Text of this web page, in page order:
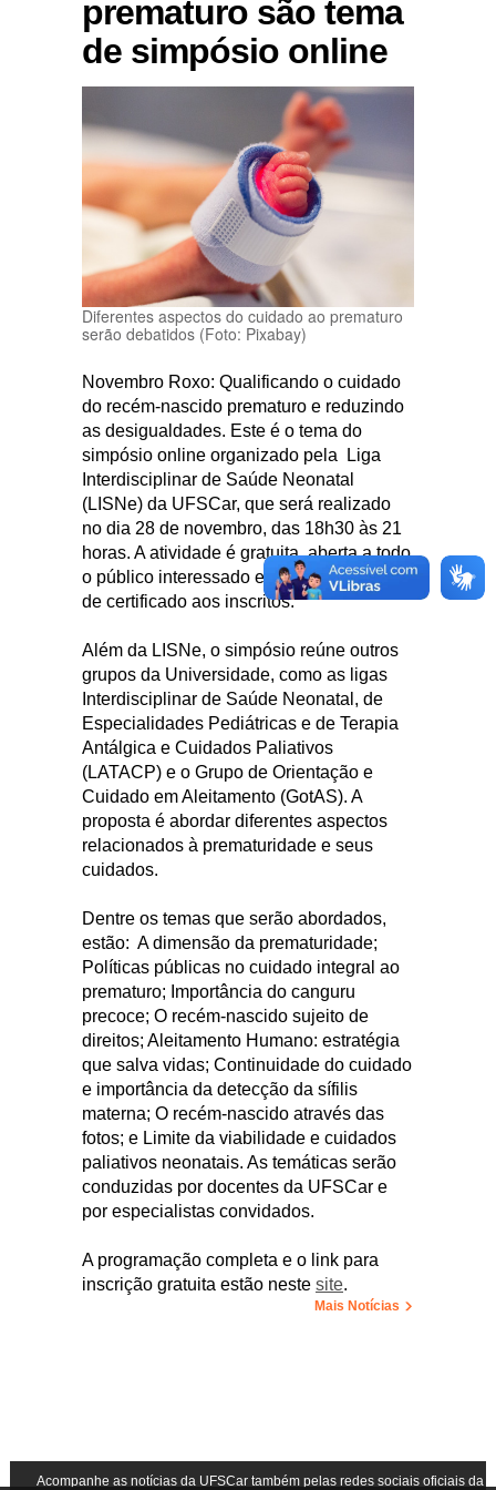
prematuro são tema
de simpósio online
Diferentes aspectos do cuidado ao prematuro
serão debatidos (Foto: Pixabay)
Novembro Roxo: Qualificando o cuidado
do recém-nascido prematuro e reduzindo
as desigualdades. Este é o tema do
simpósio online organizado pela Liga
Interdisciplinar de Saúde Neonatal
(LISNe) da UFSCar, que será realizado
no dia 28 de novembro, das 18h30 às 21
horas. A atividade é gratuita, aberta a todo
o público interessado e haverá emissão
de certificado aos inscritos.
Além da LISNe, o simpósio reúne outros
grupos da Universidade, como as ligas
Interdisciplinar de Saúde Neonatal, de
Especialidades Pediátricas e de Terapia
Antálgica e Cuidados Paliativos
(LATACP) e o Grupo de Orientação e
Cuidado em Aleitamento (GotAS). A
proposta é abordar diferentes aspectos
relacionados à prematuridade e seus
cuidados.
Dentre os temas que serão abordados,
estão: A dimensão da prematuridade;
Políticas públicas no cuidado integral ao
prematuro; Importância do canguru
precoce; O recém-nascido sujeito de
direitos; Aleitamento Humano: estratégia
que salva vidas; Continuidade do cuidado
e importância da detecção da sífilis
materna; O recém-nascido através das
fotos; e Limite da viabilidade e cuidados
paliativos neonatais. As temáticas serão
conduzidas por docentes da UFSCar e
por especialistas convidados.
A programação completa e o link para
inscrição gratuita estão neste site.
Mais Notícias
Acompanhe as notícias da UFSCar também pelas redes sociais oficiais da